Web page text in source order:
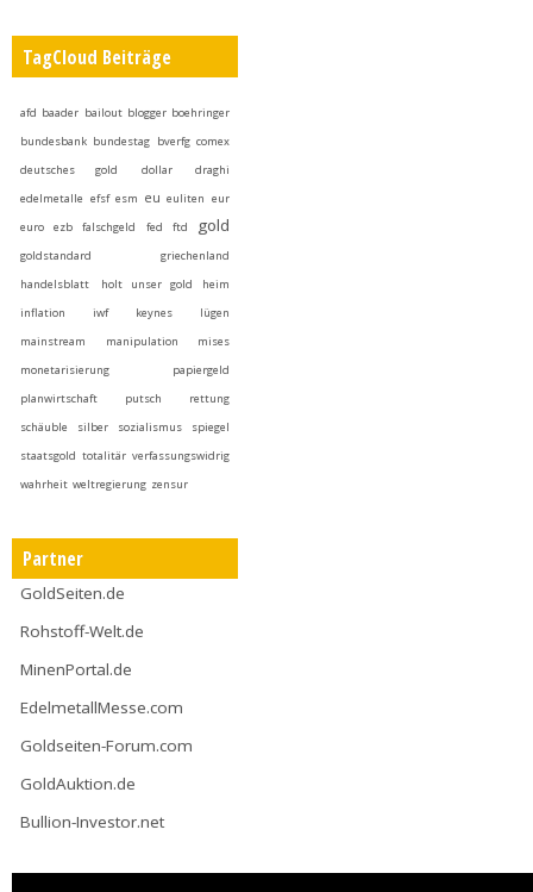
TagCloud Beiträge
afd baader bailout blogger boehringer
bundesbank bundestag bverfg comex
deutsches gold
dollar
draghi
edelmetalle efsf esm eu euliten eur
euro
ezb falschgeld fed ftd gold
goldstandard
griechenland
handelsblatt
holt unser gold heim
inflation
iwf keynes
lügen
mainstream
manipulation
mises
monetarisierung
papiergeld
planwirtschaft
putsch
rettung
schäuble
silber sozialismus
spiegel
staatsgold totalitär verfassungswidrig
wahrheit weltregierung zensur
Partner
GoldSeiten.de
Rohstoff-Welt.de
MinenPortal.de
EdelmetallMesse.com
Goldseiten-Forum.com
GoldAuktion.de
Bullion-Investor.net